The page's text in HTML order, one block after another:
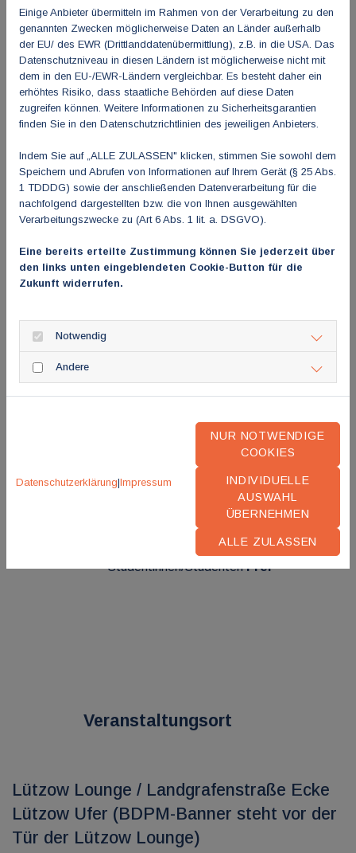
können Sie punkten: Fortbildungspunkte
von der Ärztekammer sind genehmigt.
Teilnahmegebühren
Mitglieder BDPM50,00 EUR
Mitglieder MEDI
10,00 EUR
Studentinnen/StudentenFrei
Veranstaltungsort
Lützow Lounge / Landgrafenstraße Ecke
Lützow Ufer (BDPM-Banner steht vor der
Tür der Lützow Lounge)
Einige Anbieter übermitteln im Rahmen von der Verarbeitung zu den
genannten Zwecken möglicherweise Daten an Länder außerhalb
der EU/ des EWR (Drittlanddatenübermittlung), z.B. in die USA. Das
Datenschutzniveau in diesen Ländern ist möglicherweise nicht mit
dem in den EU-/EWR-Ländern vergleichbar. Es besteht daher ein
erhöhtes Risiko, dass staatliche Behörden auf diese Daten
zugreifen können. Weitere Informationen zu Sicherheitsgarantien
finden Sie in den Datenschutzrichtlinien des jeweiligen Anbieters.
Indem Sie auf „ALLE ZULASSEN" klicken, stimmen Sie sowohl dem
Speichern und Abrufen von Informationen auf Ihrem Gerät (§ 25 Abs.
1 TDDDG) sowie der anschließenden Datenverarbeitung für die
nachfolgend dargestellten bzw. die von Ihnen ausgewählten
Verarbeitungszwecke zu (Art 6 Abs. 1 lit. a. DSGVO).
Eine bereits erteilte Zustimmung können Sie jederzeit über
den links unten eingeblendeten Cookie-Button für die
Zukunft widerrufen.
Notwendig
Andere
Datenschutzerklärung|Impressum
NUR NOTWENDIGE
COOKIES
INDIVIDUELLE
AUSWAHL
ÜBERNEHMEN
ALLE ZULASSEN